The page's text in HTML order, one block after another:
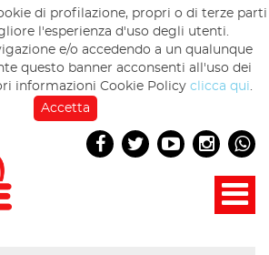
di profilazione, propri o di terze parti
l'esperienza d'uso degli utenti.
e/o accedendo a un qualunque
questo banner acconsenti all'uso dei
informazioni Cookie Policy clicca qui.
Accetta